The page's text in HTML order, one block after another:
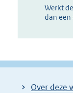
Werkt
dan
Over deze